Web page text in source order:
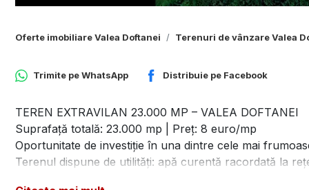
Oferte imobiliare Valea Doftanei Terenuri de vânzare Valea
Trimite peWhatsApp Distribuie pe Facebook
TEREN EXTRAVILAN 23.000 MP – VALEA DOFTANEI
Suprafață totală: 23.000 mp | Preț: 8 euro/mp
Oportunitate de investiție în una dintre cele mai
Terenul dispune de utilități: apă curentă racordată la